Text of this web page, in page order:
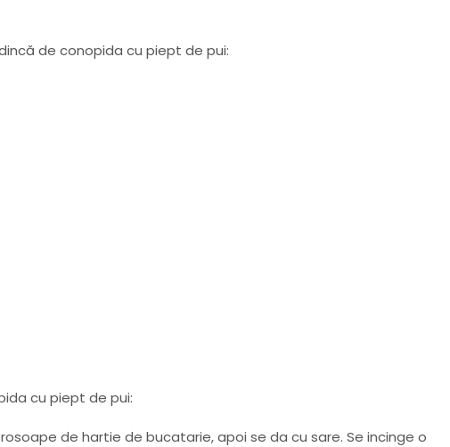
de conopida cu piept de pui:
cu piept de pui:
de hartie de bucatarie, apoi se da cu sare. Se incinge o